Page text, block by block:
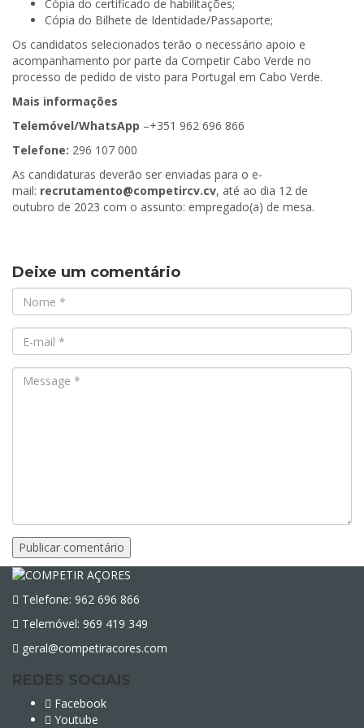
Cópia do certificado de habilitações;
Cópia do Bilhete de Identidade/Passaporte;
Os candidatos selecionados terão o necessário apoio e
acompanhamento por parte da Competir Cabo Verde no
processo de pedido de visto para Portugal em Cabo Verde.
Mais informações
Telemóvel/WhatsApp –+351 962 696 866
Telefone: 296 107 000
As candidaturas deverão ser enviadas para o e-
mail: recrutamento@competircv.cv, até ao dia 12 de
outubro de 2023 com o assunto: empregado(a) de mesa.
Deixe um comentário
Telefone: 962 696 866
Telemóvel: 969 419 349
geral@competiracores.com
REDES SOCIAIS
Facebook
Youtube